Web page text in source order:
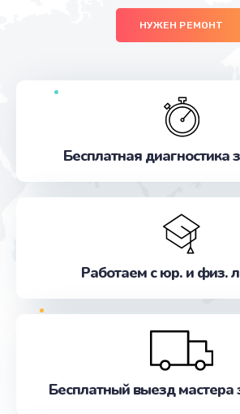
НУЖЕН РЕМОНТ
Бесплатная диагностика
Работаем с юр. и физ.
Бесплатный выезд мастера